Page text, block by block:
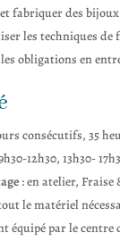
fabriquer des bijoux
les techniques
obligations en
consécutifs, 35
12h30, 13h30-
: en atelier,
le matériel
équipé par le